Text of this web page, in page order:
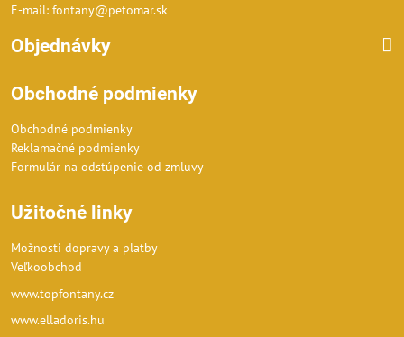
E-mail: fontany@petomar.sk
Objednávky
Obchodné podmienky
Obchodné podmienky
Reklamačné podmienky
Formulár na odstúpenie od zmluvy
Užitočné linky
Možnosti dopravy a platby
Veľkoobchod
www.topfontany.cz
www.elladoris.hu